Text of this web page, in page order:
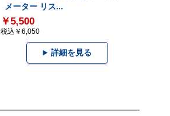
メーター リス...
￥5,500
税込￥6,050
詳細を見る